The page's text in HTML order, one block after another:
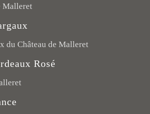
Malleret
du Château de Malleret
Rosé